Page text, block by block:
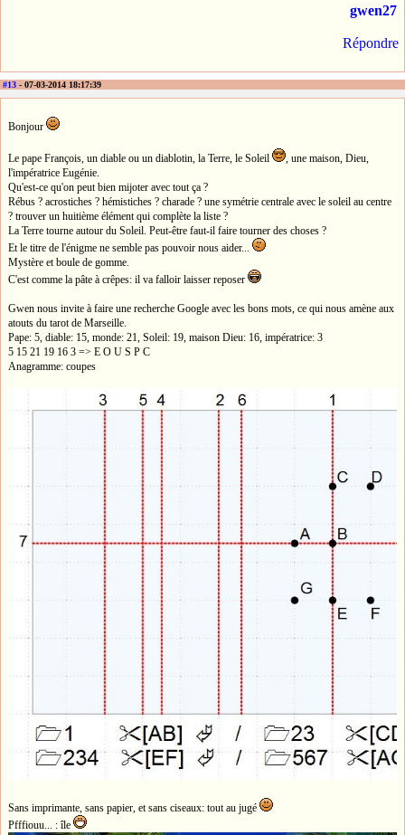
gwen27
Répondre
#13 - 07-03-2014 18:17:39
Bonjour
Le pape François, un diable ou un diablotin, la Terre, le Soleil
, une maison, Dieu,
l'impératrice Eugénie.
Qu'est-ce qu'on peut bien mijoter avec tout ça ?
Rébus ? acrostiches ? hémistiches ? charade ? une symétrie centrale avec le soleil au centre
? trouver un huitième élément qui complète la liste ?
La Terre tourne autour du Soleil. Peut-être faut-il faire tourner des choses ?
Et le titre de l'énigme ne semble pas pouvoir nous aider...
Mystère et boule de gomme.
C'est comme la pâte à crêpes: il va falloir laisser reposer
Gwen nous invite à faire une recherche Google avec les bons mots, ce qui nous amène aux
atouts du tarot de Marseille.
Pape: 5, diable: 15, monde: 21, Soleil: 19, maison Dieu: 16, impératrice: 3
5 15 21 19 16 3 => E O U S P C
Anagramme: coupes
Sans imprimante, sans papier, et sans ciseaux: tout au jugé
Pfffiouu... : île